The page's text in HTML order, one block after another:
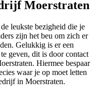
Moerstraten
leukste bezigheid die je
zijn het beu om zich er
Gelukkig is er een
geven, dit is door contact
Hiermee bespaar
waar je op moet letten
in Moerstraten.